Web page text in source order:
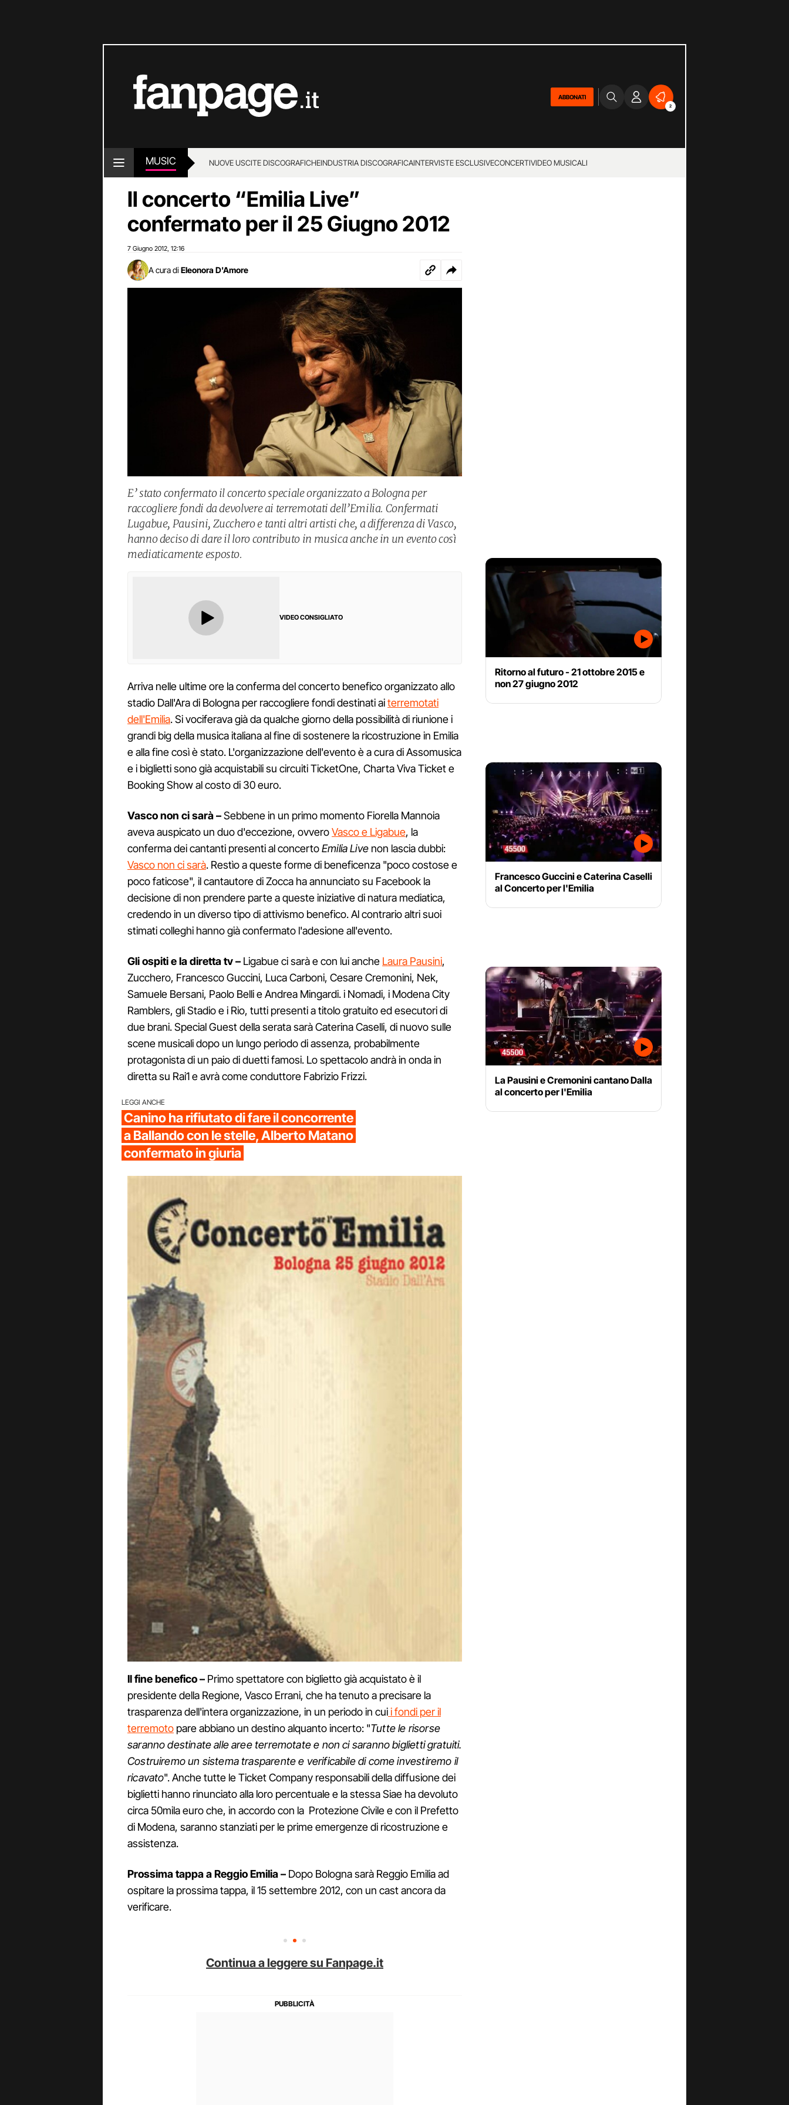
ABBONATI
2
MUSIC NUOVE USCITE DISCOGRAFICHEINDUSTRIA DISCOGRAFICAINTERVISTE ESCLUSIVECONCERTIVIDEO MUSICALI
Il concerto “Emilia Live”
confermato per il 25 Giugno 2012
7 Giugno 2012 12:16
A cura di Eleonora D'Amore
E’ stato confermato il concerto speciale organizzato a Bologna per
raccogliere fondi da devolvere ai terremotati dell’Emilia. Confermati
Lugabue, Pausini, Zucchero e tanti altri artisti che, a differenza di Vasco,
hanno deciso di dare il loro contributo in musica anche in un evento così
mediaticamente esposto.
VIDEO CONSIGLIATO
Arriva nelle ultime ore la conferma del concerto benefico organizzato allo
stadio Dall'Ara di Bologna per raccogliere fondi destinati aiterremotati
dell'Emilia. Si vociferava già da qualche giorno della possibilità di riunione i
grandi big della musica italiana al fine di sostenere la ricostruzione in Emilia
e alla fine così è stato. L'organizzazione dell'evento è a cura di Assomusica
e i biglietti sono già acquistabili su circuiti TicketOne, Charta Viva Ticket e
Booking Show al costo di 30 euro.
Vasco non ci sarà –Sebbene in un primo momento Fiorella Mannoia
aveva auspicato un duo d'eccezione, ovveroVasco e Ligabue, la
conferma dei cantanti presenti al concertoEmilia Livenon lascia dubbi:
Vasco non ci sarà. Restìo a queste forme di beneficenza "poco costose e
poco faticose", il cantautore di Zocca ha annunciato su Facebook la
decisione di non prendere parte a queste iniziative di natura mediatica,
credendo in un diverso tipo di attivismo benefico. Al contrario altri suoi
stimati colleghi hanno già confermato l'adesione all'evento.
Gli ospiti e la diretta tv – Ligabue ci sarà e con lui anche Laura Pausini,
Zucchero, Francesco Guccini, Luca Carboni, Cesare Cremonini, Nek,
Samuele Bersani, Paolo Belli e Andrea Mingardi. i Nomadi, i Modena City
Ramblers, gli Stadio e i Rio, tutti presenti a titolo gratuito ed esecutori di
due brani. Special Guest della serata sarà Caterina Caselli, di nuovo sulle
scene musicali dopo un lungo periodo di assenza, probabilmente
protagonista di un paio di duetti famosi. Lo spettacolo andrà in onda in
diretta su Rai1 e avrà come conduttore Fabrizio Frizzi.
LEGGI ANCHE
Canino ha rifiutato di fare il concorrente
a Ballando con le stelle, Alberto Matano
confermato in giuria
Il fine benefico – Primo spettatore con biglietto già acquistato è il
presidente della Regione, Vasco Errani, che ha tenuto a precisare la
trasparenza dell'intera organizzazione, in un periodo in cuii fondi per il
terremoto pare abbiano un destino alquanto incerto: "Tutte le risorse
saranno destinate alle aree terremotate e non ci saranno biglietti gratuiti.
Costruiremo un sistema trasparente e verificabile di come investiremo il
ricavato". Anche tutte le Ticket Company responsabili della diffusione dei
biglietti hanno rinunciato alla loro percentuale e la stessa Siae ha devoluto
circa 50mila euro che, in accordo con la Protezione Civile e con il Prefetto
di Modena, saranno stanziati per le prime emergenze di ricostruzione e
assistenza.
Prossima tappa a Reggio Emilia – Dopo Bologna sarà Reggio Emilia ad
ospitare la prossima tappa, il 15 settembre 2012, con un cast ancora da
verificare.
Continua a leggere su Fanpage.it
Ritorno al futuro - 21 ottobre 2015 e
non 27 giugno 2012
Francesco Guccini e Caterina Caselli
al Concerto per l'Emilia
La Pausini e Cremonini cantano Dalla
al concerto per l'Emilia